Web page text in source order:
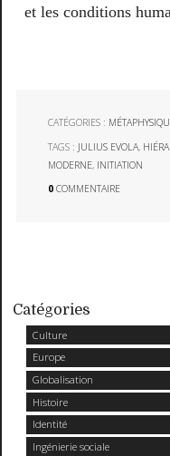
Catégories
Culture
Europe
Globalisation
Histoire
Identité
Ingénierie sociale
et les conditions
CATÉGORIES :
TAGS : JULIUS EVOLA,
MODERNE, INITIATION
0 COMMENTAIRE